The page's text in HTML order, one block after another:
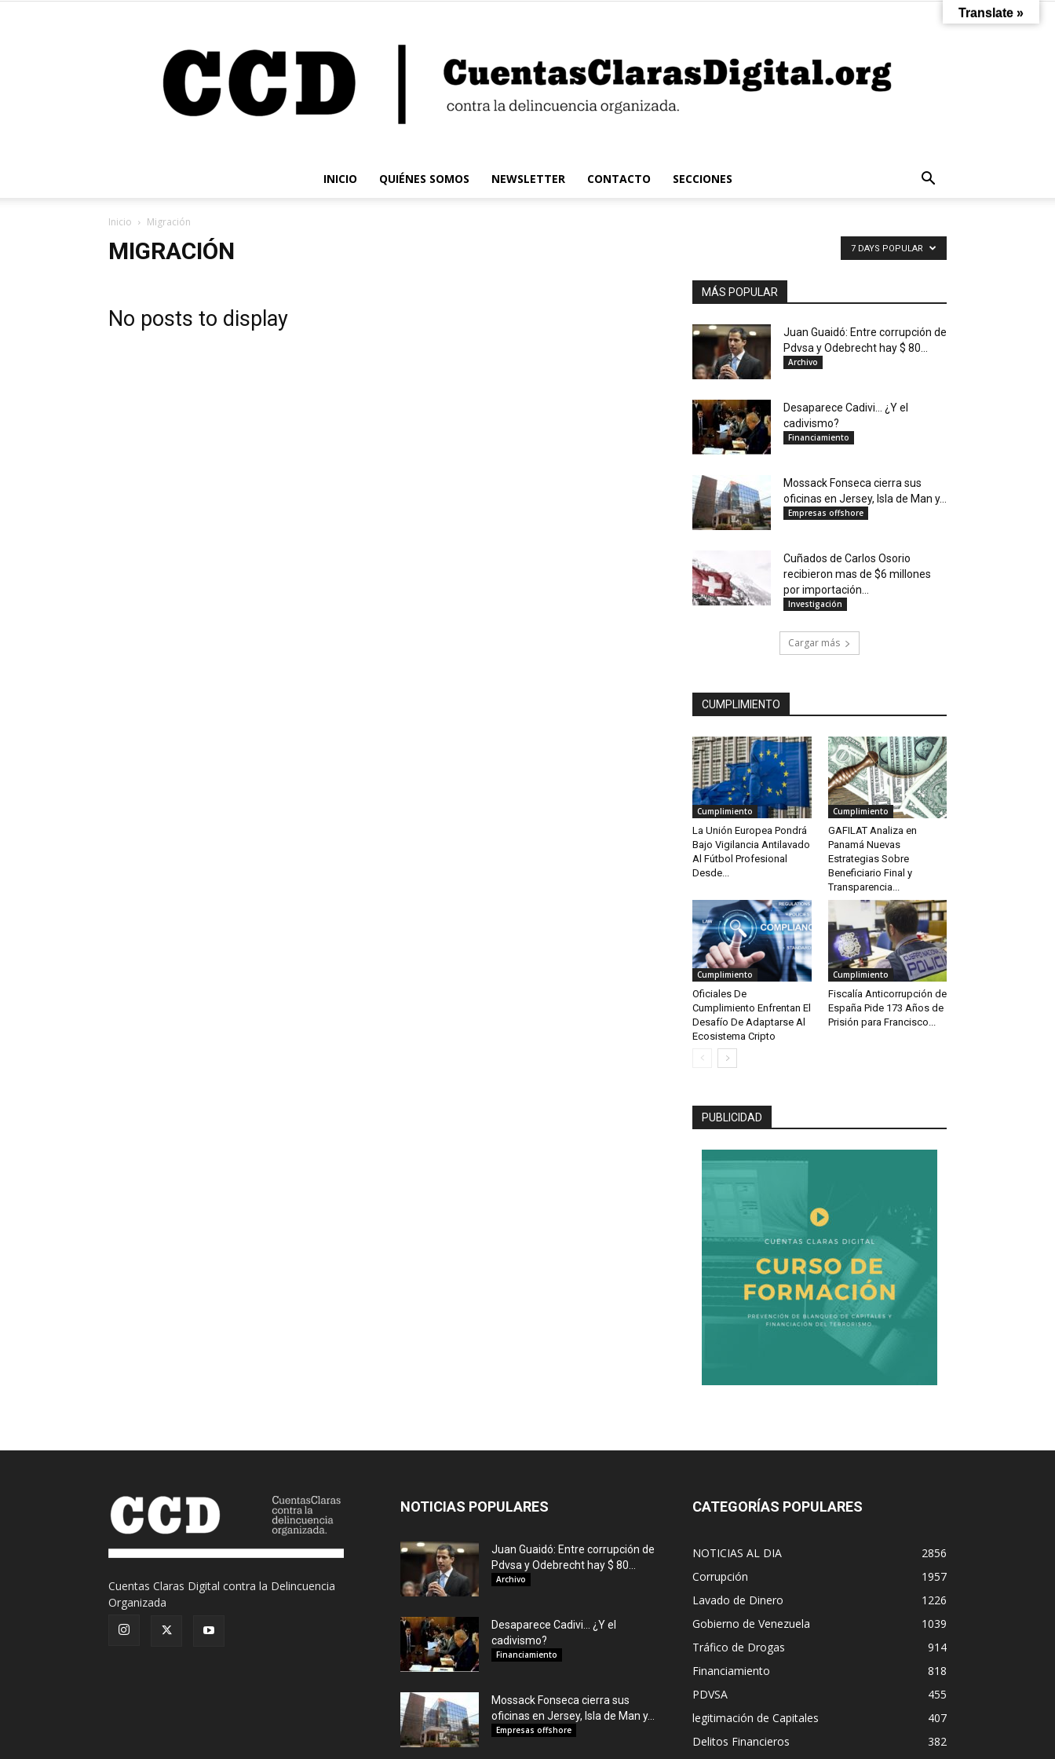
INICIO QUIÉNES SOMOS NEWSLETTER CONTACTO SECCIONES
Inicio Migración
MIGRACIÓN 7 DAYS POPULAR
No posts to display
MÁS POPULAR
Juan Guaidó: Entre corrupción de
Pdvsa y Odebrecht hay $ 80...
Archivo
Desaparece Cadivi… ¿Y el
cadivismo?
Financiamiento
Mossack Fonseca cierra sus
oficinas en Jersey, Isla de Man y...
Empresas offshore
Cuñados de Carlos Osorio
recibieron mas de $6 millones
por importación...
Investigación
Cargar más
CUMPLIMIENTO
Cumplimiento
La Unión Europea Pondrá
Bajo Vigilancia Antilavado
Al Fútbol Profesional
Desde...
Cumplimiento
GAFILAT Analiza en
Panamá Nuevas
Estrategias Sobre
Beneficiario Final y
Transparencia...
Cumplimiento
Oficiales De
Cumplimiento Enfrentan El
Desafío De Adaptarse Al
Ecosistema Cripto
Cumplimiento
Fiscalía Anticorrupción de
España Pide 173 Años de
Prisión para Francisco...
PUBLICIDAD
Cuentas Claras Digital contra la Delincuencia
Organizada
NOTICIAS POPULARES
Juan Guaidó: Entre corrupción de
Pdvsa y Odebrecht hay $ 80...
Archivo
Desaparece Cadivi… ¿Y el
cadivismo?
Financiamiento
Mossack Fonseca cierra sus
oficinas en Jersey, Isla de Man y...
Empresas offshore
CATEGORÍAS POPULARES
NOTICIAS AL DIA
2856
Corrupción
1957
Lavado de Dinero
1226
Gobierno de Venezuela
1039
Tráfico de Drogas
914
Financiamiento
818
PDVSA
455
legitimación de Capitales
407
Delitos Financieros
382
Translate »